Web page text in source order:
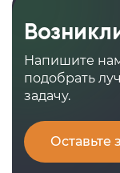
Напишите
подобрать
задачу.
Оставьте